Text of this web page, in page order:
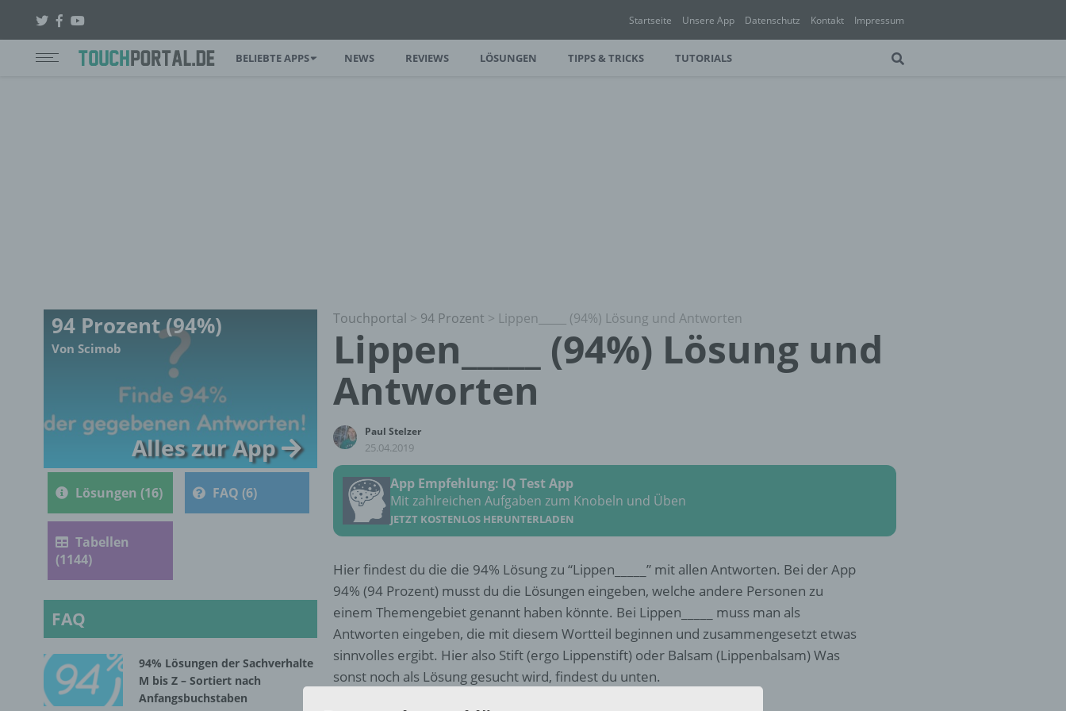
Startseite Unsere App Datenschutz Kontakt Impressum
BELIEBTE APPS NEWS REVIEWS LÖSUNGEN TIPPS & TRICKS TUTORIALS
Touchportal > 94 Prozent > Lippen_____ (94%) Lösung und Antworten
Lippen_____ (94%) Lösung und
Antworten
Paul Stelzer
25.04.2019
App Empfehlung: IQ Test App
Mit zahlreichen Aufgaben zum Knobeln und Üben
JETZT KOSTENLOS HERUNTERLADEN
Hier findest du die die 94% Lösung zu “Lippen_____” mit allen Antworten. Bei der App
94% (94 Prozent) musst du die Lösungen eingeben, welche andere Personen zu
einem Themengebiet genannt haben könnte. Bei Lippen_____ muss man als
Antworten eingeben, die mit diesem Wortteil beginnen und zusammengesetzt etwas
sinnvolles ergibt. Hier also Stift (ergo Lippenstift) oder Balsam (Lippenbalsam) Was
sonst noch als Lösung gesucht wird, findest du unten.
94 Prozent (94%)
Von Scimob
Alles zur App
Lösungen (16) FAQ (6)
Tabellen
(1144)
FAQ
94% Lösungen der Sachverhalte
M bis Z – Sortiert nach
Anfangsbuchstaben